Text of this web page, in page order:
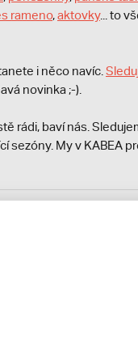
rameno,aktovky... to
i něco navíc. S
novinka ;-).
rádi, baví nás.
sezóny. My v KABEA
zaevidovat přijatou